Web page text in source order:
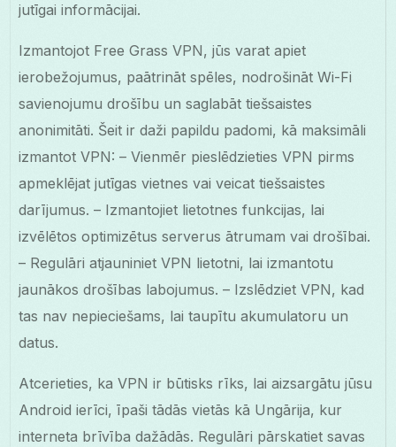
jutīgai informācijai.
Izmantojot Free Grass VPN, jūs varat apiet
ierobežojumus, paātrināt spēles, nodrošināt Wi-Fi
savienojumu drošību un saglabāt tiešsaistes
anonimitāti. Šeit ir daži papildu padomi, kā maksimāli
izmantot VPN: – Vienmēr pieslēdzieties VPN pirms
apmeklējat jutīgas vietnes vai veicat tiešsaistes
darījumus. – Izmantojiet lietotnes funkcijas, lai
izvēlētos optimizētus serverus ātrumam vai drošībai.
– Regulāri atjauniniet VPN lietotni, lai izmantotu
jaunākos drošības labojumus. – Izslēdziet VPN, kad
tas nav nepieciešams, lai taupītu akumulatoru un
datus.
Atcerieties, ka VPN ir būtisks rīks, lai aizsargātu jūsu
Android ierīci, īpaši tādās vietās kā Ungārija, kur
interneta brīvība dažādās. Regulāri pārskatiet savas